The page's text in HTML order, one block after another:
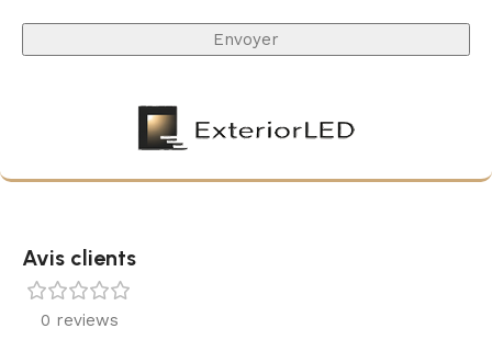
Avis clients
0 reviews